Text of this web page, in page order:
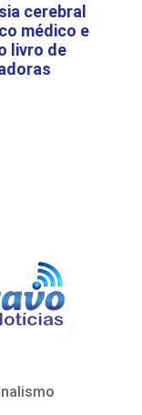
cerebral
médico e
livro de